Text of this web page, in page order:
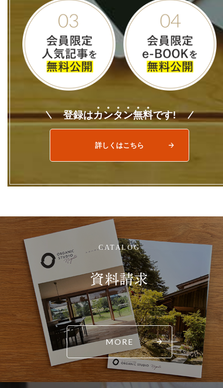
登録はカンタン無料です!
詳しくはこちら
CATALOG
資料請求
MORE